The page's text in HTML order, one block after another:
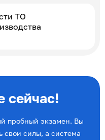
ТО
сейчас!
пробный экзамен. Вы
свои силы, а система